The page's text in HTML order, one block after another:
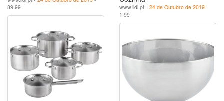
89.99
www.lidl.pt - 24 de Outubro de 2019 -
1.99